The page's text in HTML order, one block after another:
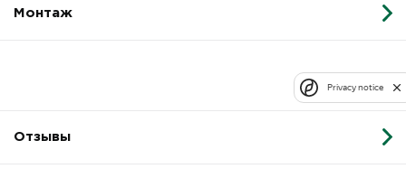
Монтаж
Отзывы
Privacy notice